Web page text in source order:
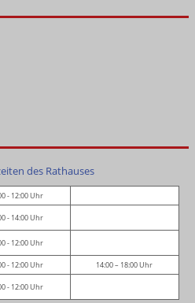
des Rathauses
- 12:00 Uhr
- 14:00 Uhr
- 12:00 Uhr
- 12:00 Uhr 14:00 – 18:00 Uhr
- 12:00 Uhr